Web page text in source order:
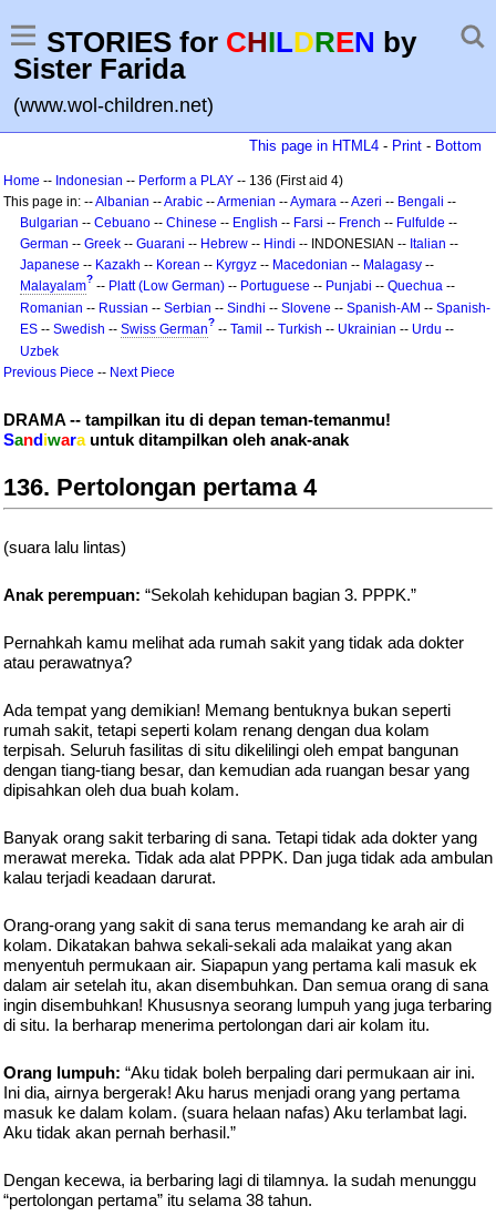
STORIES for CHILDREN by
Sister Farida
(www.wol-children.net)
This page in HTML4 - Print - Bottom
Home -- Indonesian -- Perform a PLAY -- 136 (First aid 4)
This page in: --Albanian --Arabic --Armenian --Aymara --Azeri -- Bengali --
Bulgarian -- Cebuano -- Chinese -- English -- Farsi -- French -- Fulfulde --
German -- Greek -- Guarani -- Hebrew -- Hindi -- INDONESIAN -- Italian --
Japanese -- Kazakh -- Korean -- Kyrgyz -- Macedonian -- Malagasy --
Malayalam? -- Platt (Low German) -- Portuguese -- Punjabi -- Quechua --
Romanian -- Russian -- Serbian -- Sindhi -- Slovene -- Spanish-AM -- Spanish-
ES -- Swedish -- Swiss German? -- Tamil -- Turkish -- Ukrainian -- Urdu --
Uzbek
Previous Piece -- Next Piece
DRAMA -- tampilkan itu di depan teman-temanmu!
Sandiwarauntuk ditampilkan oleh anak-anak
136. Pertolongan pertama 4
(suara lalu lintas)
Anak perempuan: “Sekolah kehidupan bagian 3. PPPK.”
Pernahkah kamu melihat ada rumah sakit yang tidak ada dokter
atau perawatnya?
Ada tempat yang demikian! Memang bentuknya bukan seperti
rumah sakit, tetapi seperti kolam renang dengan dua kolam
terpisah. Seluruh fasilitas di situ dikelilingi oleh empat bangunan
dengan tiang-tiang besar, dan kemudian ada ruangan besar yang
dipisahkan oleh dua buah kolam.
Banyak orang sakit terbaring di sana. Tetapi tidak ada dokter yang
merawat mereka. Tidak ada alat PPPK. Dan juga tidak ada ambulan
kalau terjadi keadaan darurat.
Orang-orang yang sakit di sana terus memandang ke arah air di
kolam. Dikatakan bahwa sekali-sekali ada malaikat yang akan
menyentuh permukaan air. Siapapun yang pertama kali masuk ek
dalam air setelah itu, akan disembuhkan. Dan semua orang di sana
ingin disembuhkan! Khususnya seorang lumpuh yang juga terbaring
di situ. Ia berharap menerima pertolongan dari air kolam itu.
Orang lumpuh: “Aku tidak boleh berpaling dari permukaan air ini.
Ini dia, airnya bergerak! Aku harus menjadi orang yang pertama
masuk ke dalam kolam. (suara helaan nafas) Aku terlambat lagi.
Aku tidak akan pernah berhasil.”
Dengan kecewa, ia berbaring lagi di tilamnya. Ia sudah menunggu
“pertolongan pertama” itu selama 38 tahun.